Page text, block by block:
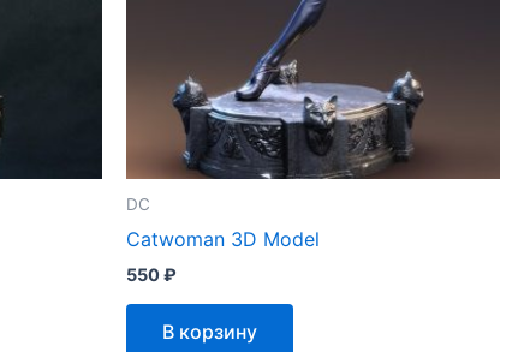
DC
Catwoman 3D Model
550₽
В корзину